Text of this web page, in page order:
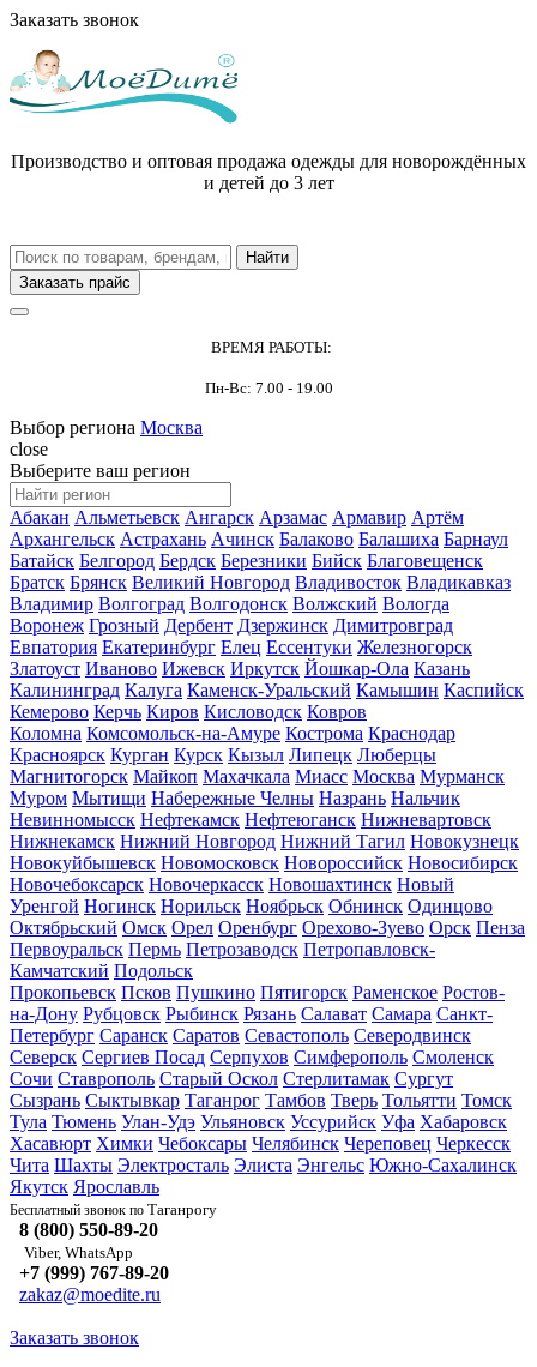
Заказать звонок
Производство и оптовая продажа одежды для новорождённых
и детей до 3 лет
Заказать прайс
ВРЕМЯ РАБОТЫ:
Пн-Вс: 7.00 - 19.00
Выбор региона Москва
close
Выберите ваш регион
Абакан Альметьевск Ангарск Арзамас Армавир Артём
Архангельск Астрахань Ачинск Балаково Балашиха Барнаул
Батайск Белгород Бердск Березники Бийск Благовещенск
Братск Брянск Великий Новгород Владивосток Владикавказ
Владимир Волгоград Волгодонск Волжский Вологда
Воронеж Грозный Дербент Дзержинск Димитровград
Евпатория Екатеринбург Елец Ессентуки Железногорск
Златоуст Иваново Ижевск Иркутск Йошкар-Ола Казань
Калининград Калуга Каменск-Уральский Камышин Каспийск
Кемерово Керчь Киров Кисловодск Ковров
Коломна Комсомольск-на-Амуре Кострома Краснодар
Красноярск Курган Курск Кызыл Липецк Люберцы
Магнитогорск Майкоп Махачкала Миасс Москва Мурманск
Муром Мытищи Набережные Челны Назрань Нальчик
Невинномысск Нефтекамск Нефтеюганск Нижневартовск
Нижнекамск Нижний Новгород Нижний Тагил Новокузнецк
Новокуйбышевск Новомосковск Новороссийск Новосибирск
Новочебоксарск Новочеркасск Новошахтинск Новый
Уренгой Ногинск Норильск Ноябрьск Обнинск Одинцово
Октябрьский Омск Орел Оренбург Орехово-Зуево Орск Пенза
Первоуральск Пермь Петрозаводск Петропавловск-
Камчатский Подольск
Прокопьевск Псков Пушкино Пятигорск Раменское Ростов-
на-Дону Рубцовск Рыбинск Рязань Салават Самара Санкт-
Петербург Саранск Саратов Севастополь Северодвинск
Северск Сергиев Посад Серпухов Симферополь Смоленск
Сочи Ставрополь Старый Оскол Стерлитамак Сургут
Сызрань Сыктывкар Таганрог Тамбов Тверь Тольятти Томск
Тула Тюмень Улан-Удэ Ульяновск Уссурийск Уфа Хабаровск
Хасавюрт Химки Чебоксары Челябинск Череповец Черкесск
Чита Шахты Электросталь Элиста Энгельс Южно-Сахалинск
Якутск Ярославль
Бесплатный звонок по Таганрогу
8 (800) 550-89-20
Viber, WhatsApp
+7 (999) 767-89-20
zakaz@moedite.ru
Заказать звонок